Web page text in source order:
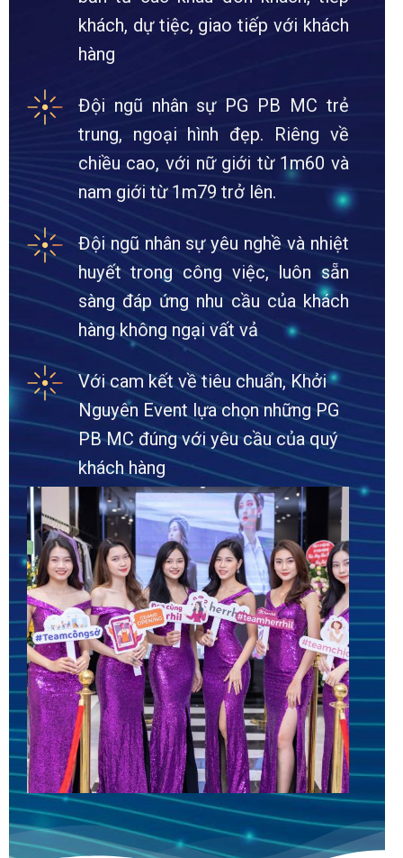
khách, dự tiệc, giao tiếp với khách
hàng
Đội ngũ nhân sự PG PB MC trẻ
trung, ngoại hình đẹp. Riêng về
chiều cao, với nữ giới từ 1m60 và
nam giới từ 1m79 trở lên.
Đội ngũ nhân sự yêu nghề và nhiệt
huyết trong công việc, luôn sẵn
sàng đáp ứng nhu cầu của khách
hàng không ngại vất vả
Với cam kết về tiêu chuẩn, Khởi
Nguyên Event lựa chọn những PG
PB MC đúng với yêu cầu của quý
khách hàng